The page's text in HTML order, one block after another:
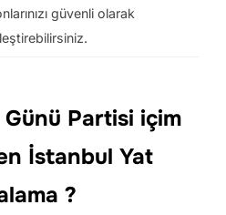
güvenli olarak
Partisi içim
İstanbul Yat
?